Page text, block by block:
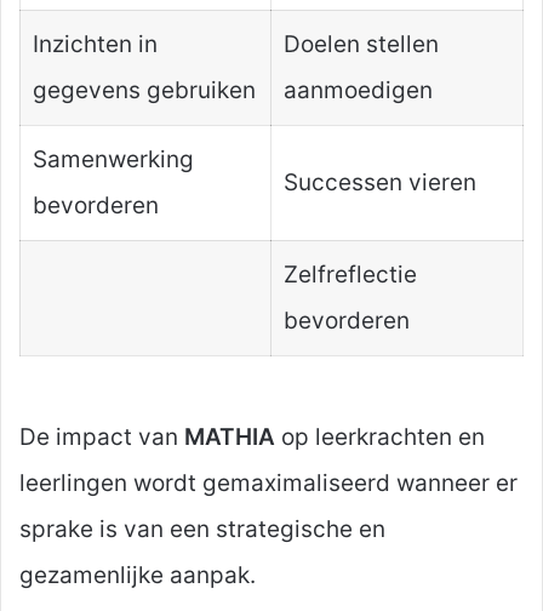
Inzichten in
gegevens gebruiken
Doelen stellen
aanmoedigen
Samenwerking
bevorderen
Successen vieren
Zelfreflectie
bevorderen
De impact van MATHIA op leerkrachten en
leerlingen wordt gemaximaliseerd wanneer er
sprake is van een strategische en
gezamenlijke aanpak.